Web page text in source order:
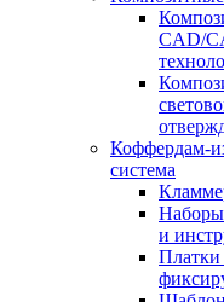
CAD/
Коффердам-
система
и
Платки